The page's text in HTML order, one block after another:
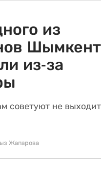
из
из-за
советуют не
Жапарова